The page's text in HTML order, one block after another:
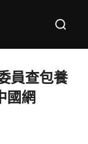
Search
員查包養
國網